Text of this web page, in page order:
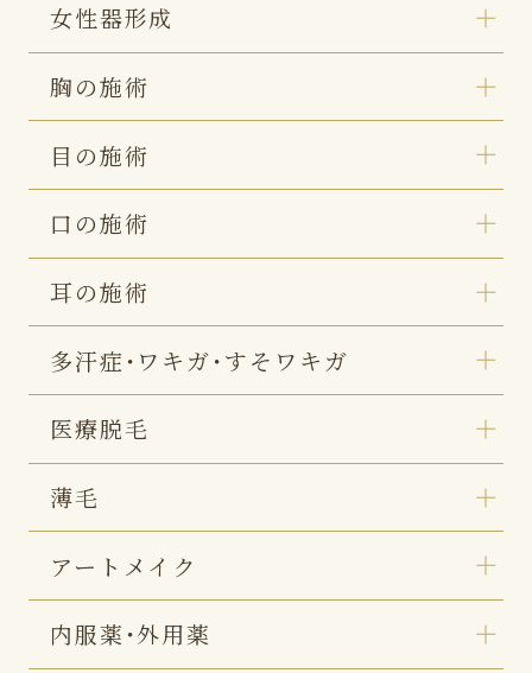
女性器形成
胸の施術
目の施術
口の施術
耳の施術
多汗症・ワキガ・すそワキガ
医療脱毛
薄毛
アートメイク
内服薬・外用薬